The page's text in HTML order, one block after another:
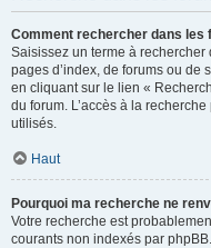
Comment rechercher dans les
Saisissez un terme à
pages d’index, de forums ou de
en cliquant sur le lien «
du forum. L’accès à la
utilisés.
Haut
Pourquoi ma recherche ne
Votre recherche est
courants non indexés par